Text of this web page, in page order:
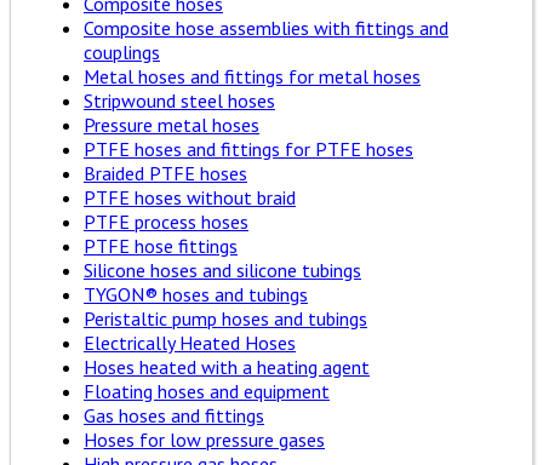
Composite hose assemblies with fittings and
couplings
Metal hoses and fittings for metal hoses
Stripwound steel hoses
Pressure metal hoses
PTFE hoses and fittings for PTFE hoses
Braided PTFE hoses
PTFE hoses without braid
PTFE process hoses
PTFE hose fittings
Silicone hoses and silicone tubings
TYGON® hoses and tubings
Peristaltic pump hoses and tubings
Electrically Heated Hoses
Hoses heated with a heating agent
Floating hoses and equipment
Gas hoses and fittings
Hoses for low pressure gases